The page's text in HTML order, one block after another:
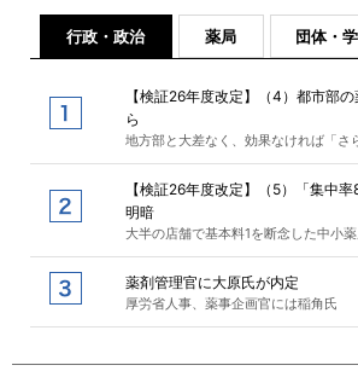
行政・政治 薬局 団体・
【検証26年度改定】（4）都市部
ら
地方部と大差なく、効果なければ「さ
【検証26年度改定】（5）「集中
明暗
大半の店舗で基本料1を断念した中小
薬剤管理官に大原氏が内定
厚労省人事、薬事企画官には稲角氏